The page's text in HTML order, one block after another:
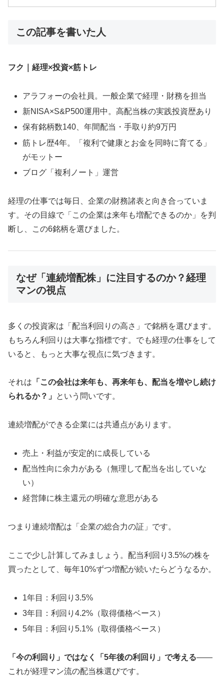
この記事を書いた人
フク｜経理×投資×筋トレ
アラフォーの会社員。一般企業で経理・財務を担当
新NISA×S&P500運用中。高配当株の実践投資歴あり
保有銘柄数140、年間配当・手取り約9万円
筋トレ歴4年。「複利で健康とお金を同時に育てる」
がモットー
ブログ「複利ノート」運営
経理の仕事では毎日、企業の財務諸表と向き合っていま
す。その目線で「この企業は来年も増配できるのか」を判
断し、この6銘柄を選びました。
なぜ「連続増配株」に注目するのか？経理
マンの視点
多くの投資家は「配当利回りの高さ」で銘柄を選びます。
もちろん利回りは大事な指標です。でも経理の仕事をして
いると、もっと大事な視点に気づきます。
それは 「この会社は来年も、再来年も、配当を増やし続け
られるか？」
という問いです。
連続増配ができる企業には共通点があります。
売上・利益が安定的に成長している
配当性向に余力がある（無理して配当を出していな
い）
経営陣に株主還元の明確な意思がある
つまり連続増配は「企業の総合力の証」です。
ここで少し計算してみましょう。配当利回り3.5%の株を
買ったとして、毎年10%ずつ増配が続いたらどうなるか。
1年目：利回り3.5%
3年目：利回り4.2%（取得価格ベース）
5年目：利回り5.1%（取得価格ベース）
「今の利回り」ではなく「5年後の利回り」で考える——
これが経理マン流の配当株選びです。